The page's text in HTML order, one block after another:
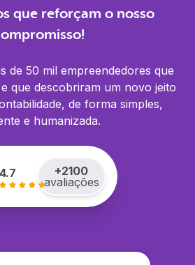
que reforçam o nosso
de 50 mil empreendedores que
que descobriram um novo jeito
de forma simples,
e humanizada.
4.7 +2100
avaliações